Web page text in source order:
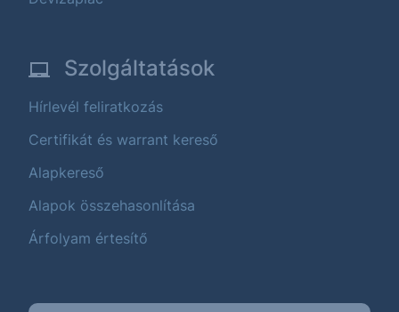
Szolgáltatások
Hírlevél feliratkozás
Certifikát és warrant kereső
Alapkereső
Alapok összehasonlítása
Árfolyam értesítő